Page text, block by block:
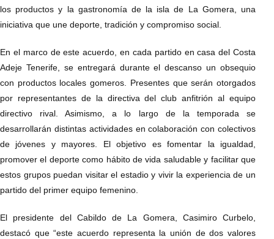
los productos y la gastronomía de la isla de La Gomera, una
iniciativa que une deporte, tradición y compromiso social.
En el marco de este acuerdo, en cada partido en casa del Costa
Adeje Tenerife, se entregará durante el descanso un obsequio
con productos locales gomeros. Presentes que serán otorgados
por representantes de la directiva del club anfitrión al equipo
directivo rival. Asimismo, a lo largo de la temporada se
desarrollarán distintas actividades en colaboración con colectivos
de jóvenes y mayores. El objetivo es fomentar la igualdad,
promover el deporte como hábito de vida saludable y facilitar que
estos grupos puedan visitar el estadio y vivir la experiencia de un
partido del primer equipo femenino.
El presidente del Cabildo de La Gomera, Casimiro Curbelo,
destacó que “este acuerdo representa la unión de dos valores